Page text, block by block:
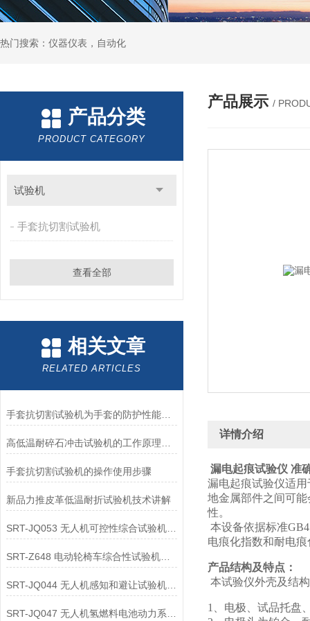
热门搜索：仪器仪表，自动化
产品分类
PRODUCT CATEGORY
试验机
手套抗切割试验机
查看全部
相关文章
RELATED ARTICLES
手套抗切割试验机为手套的防护性能提供了客观数据
手套抗切割试验机的操作使用步骤
新品力推皮革低温耐折试验机技术讲解
SRT-JQ053 无人机可控性综合试验机的应用领域介绍
SRT-Z648 电动轮椅车综合性试验机可以用在哪些方面
SRT-JQ044 无人机感知和避让试验机的应用领域有哪些
产品展示 /
详情介绍
漏电起痕试验仪 准
漏电起痕试验仪适
地金属部件之间可
性。
本设备依据标准
电痕化指数和耐电
产品结构及特点：
本试验仪外壳及结
1、电极、试品托盘